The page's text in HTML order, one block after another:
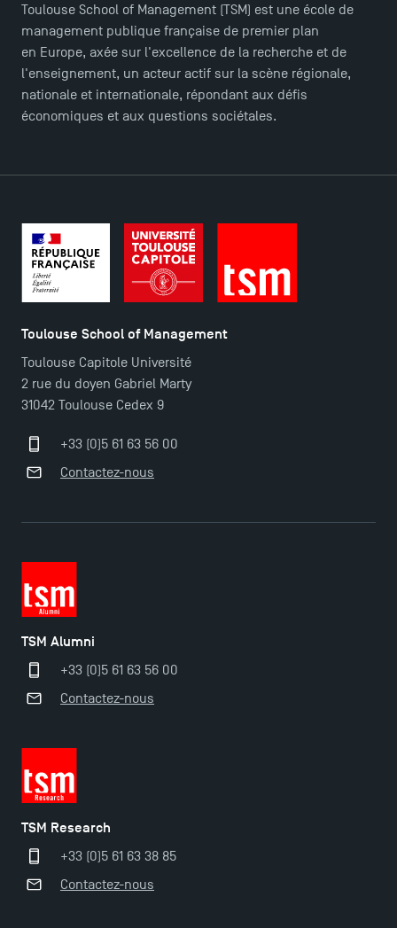
Ouverture des candidatures pour le Doctoral
Programme et le Master Finance en décembre
2025 !
Toulouse School of Management (TSM) est une école de
management publique française de premier plan
en Europe, axée sur l'excellence de la recherche et de
l'enseignement, un acteur actif sur la scène régionale,
nationale et internationale, répondant aux défis
économiques et aux questions sociétales.
Toulouse School of Management
Toulouse Capitole Université
2 rue du doyen Gabriel Marty
31042 Toulouse Cedex 9
+33 (0)5 61 63 56 00
Contactez-nous
TSM Alumni
+33 (0)5 61 63 56 00
Contactez-nous
TSM Research
+33 (0)5 61 63 38 85
Contactez-nous